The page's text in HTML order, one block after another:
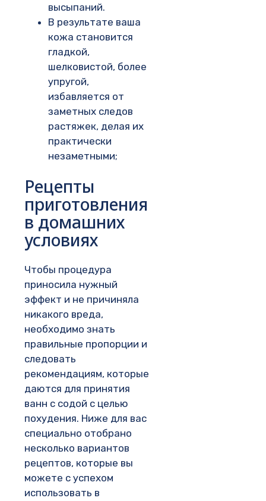
высыпаний.
В результате ваша
кожа становится
гладкой,
шелковистой, более
упругой,
избавляется от
заметных следов
растяжек, делая их
практически
незаметными;
Рецепты
приготовления
в домашних
условиях
Чтобы процедура
приносила нужный
эффект и не причиняла
никакого вреда,
необходимо знать
правильные пропорции и
следовать
рекомендациям, которые
даются для принятия
ванн с содой с целью
похудения. Ниже для вас
специально отобрано
несколько вариантов
рецептов, которые вы
можете с успехом
использовать в